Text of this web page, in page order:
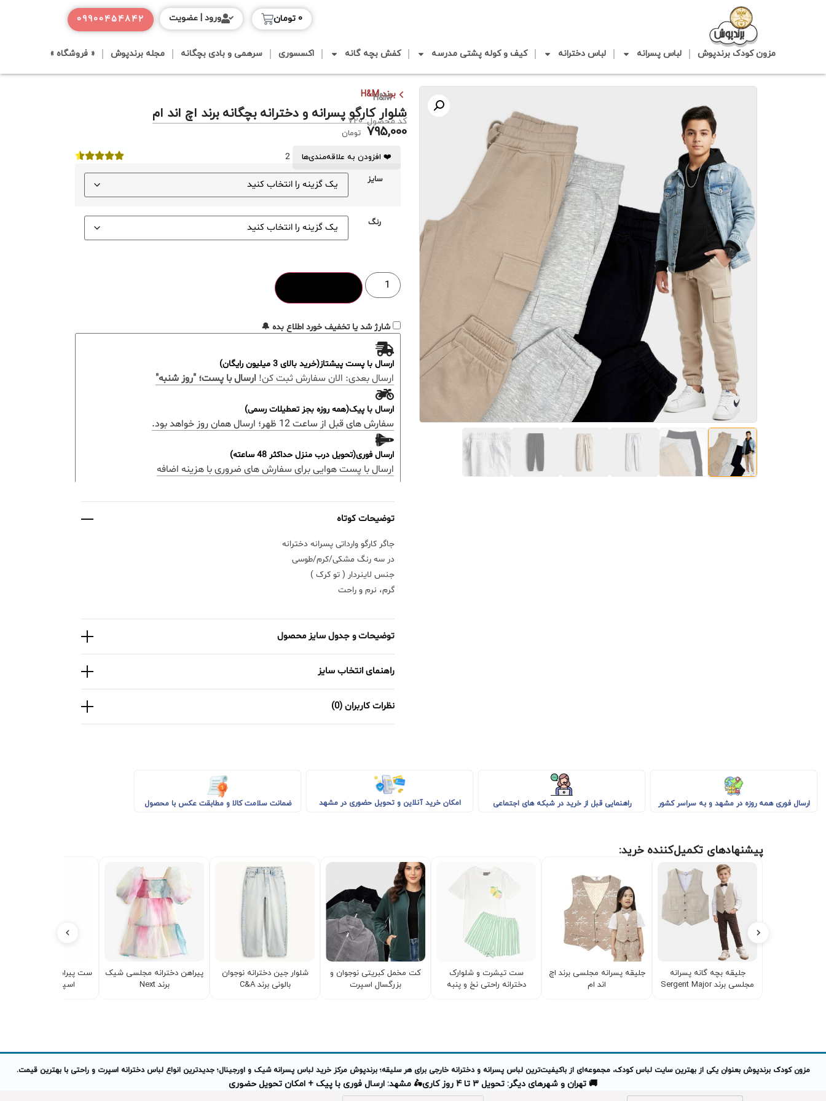
مزون کودک برندپوش لباس پسرانه لباس دخترانه کیف و کوله پشتی مدرسه کفش بچه گانه اکسسوری سرهمی و بادی بچگانه مجله برندپوش « فروشگاه »
0 تومان 09900454842 ورود | عضویت
برند H&M
H&M
شلوار کارگو پسرانه و دخترانه بچگانه برند اچ اند ام
کد محصول: 720
795,000 تومان
❤️ افزودن به علاقه‌مندی‌ها 2
سایز
رنگ
شارژ شد یا تخفیف خورد اطلاع بده 🔔
ارسال با پست پیشتاز(خرید بالای 3 میلیون رایگان)
ارسال بعدی: الان سفارش ثبت کن! ارسال با پست؛ "روز شنبه"
ارسال با پیک(همه روزه بجز تعطیلات رسمی)
سفارش های قبل از ساعت 12 ظهر؛ ارسال همان روز خواهد بود.
ارسال فوری(تحویل درب منزل حداکثر 48 ساعته)
ارسال با پست هوایی برای سفارش های ضروری با هزینه اضافه
توضیحات کوتاه
جاگر کارگو وارداتی پسرانه دخترانه
در سه رنگ مشکی/کرم/طوسی
جنس لاینردار ( تو کرک )
گرم، نرم و راحت
توضیحات و جدول سایز محصول
راهنمای انتخاب سایز
نظرات کاربران (0)
ارسال فوری همه روزه در مشهد و به سراسر کشور راهنمایی قبل از خرید در شبکه های اجتماعی امکان خرید آنلاین و تحویل حضوری در مشهد ضمانت سلامت کالا و مطابقت عکس با محصول
پیشنهادهای تکمیل‌کننده خرید:
جلیقه بچه گانه پسرانه
مجلسی برند Sergent Major
جلیقه پسرانه مجلسی برند اچ
اند ام
ست تیشرت و شلوارک
دخترانه راحتی نخ و پنبه
کت مخمل کبریتی نوجوان و
بزرگسال اسپرت
شلوار جین دخترانه نوجوان
بالونی برند C&A
پیراهن دخترانه مجلسی شیک
برند Next
ست پیراهن و شلوارک
اسپرت Trick Nick
مزون کودک برندپوش بعنوان یکی از بهترین سایت لباس کودک، مجموعه‌ای از باکیفیت‌ترین لباس پسرانه و دخترانه خارجی برای هر سلیقه؛ برندپوش مرکز خرید لباس پسرانه شیک و اورجینال؛ جدیدترین انواع لباس دخترانه اسپرت و راحتی با بهترین قیمت.
🚚 تهران و شهرهای دیگر: تحویل 3 تا 4 روز کاری
🛵 مشهد: ارسال فوری با پیک + امکان تحویل حضوری